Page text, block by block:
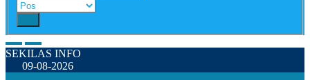
SEKILAS INFO
09-08-2026